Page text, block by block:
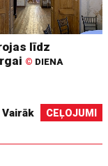
līdz
© DIENA
Vairāk CEĻOJUMI